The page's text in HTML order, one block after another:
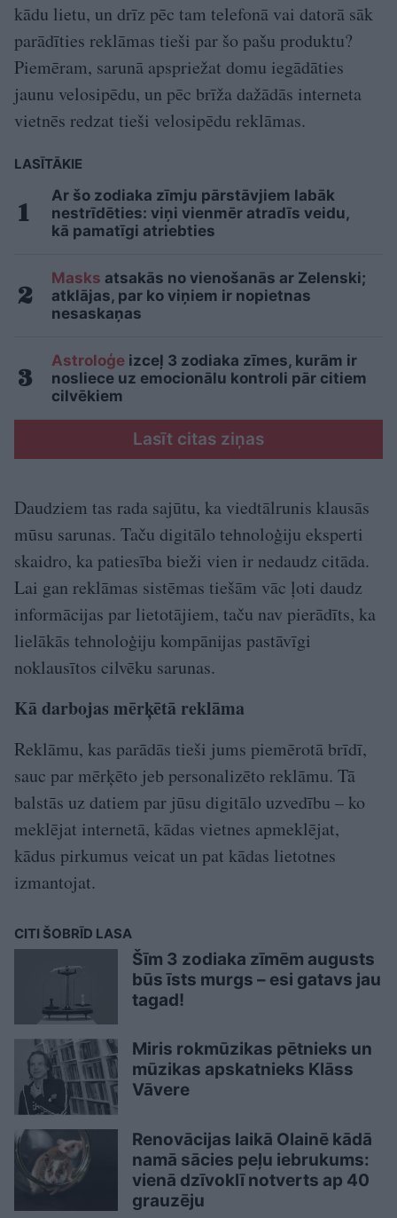
kādu lietu, un drīz pēc tam telefonā vai datorā sāk
parādīties reklāmas tieši par šo pašu produktu?
Piemēram, sarunā apspriežat domu iegādāties
jaunu velosipēdu, un pēc brīža dažādās interneta
vietnēs redzat tieši velosipēdu reklāmas.
LASĪTĀKIE
Ar šo zodiaka zīmju pārstāvjiem labāk
nestrīdēties: viņi vienmēr atradīs veidu,
kā pamatīgi atriebties
Masks atsakās no vienošanās ar Zelenski;
atklājas, par ko viņiem ir nopietnas
nesaskaņas
Astroloģe izceļ 3 zodiaka zīmes, kurām ir
nosliece uz emocionālu kontroli pār citiem
cilvēkiem
Lasīt citas ziņas
Daudziem tas rada sajūtu, ka viedtālrunis klausās
mūsu sarunas. Taču digitālo tehnoloģiju eksperti
skaidro, ka patiesība bieži vien ir nedaudz citāda.
Lai gan reklāmas sistēmas tiešām vāc ļoti daudz
informācijas par lietotājiem, taču nav pierādīts, ka
lielākās tehnoloģiju kompānijas pastāvīgi
noklausītos cilvēku sarunas.
Kā darbojas mērķētā reklāma
Reklāmu, kas parādās tieši jums piemērotā brīdī,
sauc par mērķēto jeb personalizēto reklāmu. Tā
balstās uz datiem par jūsu digitālo uzvedību – ko
meklējat internetā, kādas vietnes apmeklējat,
kādus pirkumus veicat un pat kādas lietotnes
izmantojat.
CITI ŠOBRĪD LASA
Šīm 3 zodiaka zīmēm augusts
būs īsts murgs – esi gatavs jau
tagad!
Miris rokmūzikas pētnieks un
mūzikas apskatnieks Klāss
Vāvere
Renovācijas laikā Olainē kādā
namā sācies peļu iebrukums:
vienā dzīvoklī notverts ap 40
grauzēju